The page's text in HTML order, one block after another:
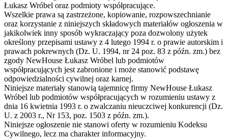
Łukasz Wróbel oraz podmioty współpracujące.
Wszelkie prawa są zastrzeżone, kopiowanie, rozpowszechnianie
oraz korzystanie z niniejszych składowych materiałów ogłoszenia w
jakikolwiek inny sposób wykraczający poza dozwolony użytek
określony przepisami ustawy z 4 lutego 1994 r. o prawie autorskim i
prawach pokrewnych (Dz. U. 1994, nr 24 poz. 83 z późn. zm.) bez
zgody NewHouse Łukasz Wróbel lub podmiotów
współpracujących jest zabronione i może stanowić podstawę
odpowiedzialności cywilnej oraz karnej.
Niniejsze materiały stanowią tajemnicę firmy NewHouse Łukasz
Wróbel lub podmiotów współpracujących w rozumieniu ustawy z
dnia 16 kwietnia 1993 r. o zwalczaniu nieuczciwej konkurencji (Dz.
U. z 2003 r., Nr 153, poz. 1503 z późn. zm.).
Niniejsze ogłoszenie nie stanowi oferty w rozumieniu Kodeksu
Cywilnego, lecz ma charakter informacyjny.